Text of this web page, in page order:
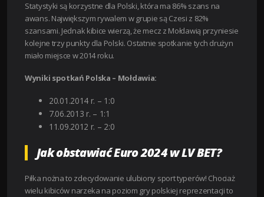
Statystyki są korzystne dla Polski, która ma 86% szans na
awans. Największym rywalem w grupie są Czesi z 82%
szansami. Jednak kibice wierzą, że mecz z Mołdawią przyniesie
kolejne trzy punkty dla Polski. Ostatnie spotkanie tych drużyn
miało miejsce w 2014 roku.
Wyniki spotkań Polska – Mołdawia:
20.01.2014 r. – 1:0
7.06.2013 r. – 1:1
11.09.2012 r. – 2:0
Jak obstawiać Euro 2024 w LV BET?
Piłka nożna to zdecydowanie ulubiony sport typerów! Chociaż
wielu kibiców narzeka na poziom gry polskiej reprezentacji to